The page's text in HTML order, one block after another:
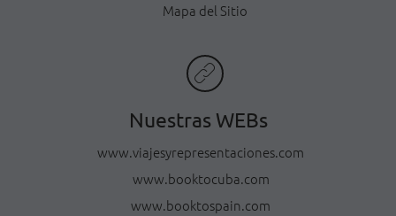
Mapa del Sitio
Nuestras WEBs
www.viajesyrepresentaciones.com
www.booktocuba.com
www.booktospain.com